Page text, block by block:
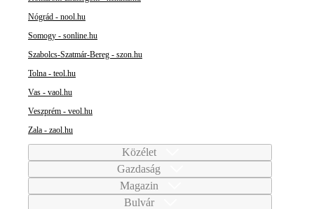
Nógrád - nool.hu
Somogy - sonline.hu
Szabolcs-Szatmár-Bereg - szon.hu
Tolna - teol.hu
Vas - vaol.hu
Veszprém - veol.hu
Zala - zaol.hu
Közélet
Gazdaság
Magazin
Bulvár